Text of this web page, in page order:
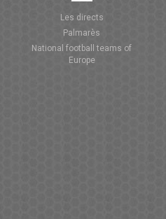
Les directs
Palmarès
National football teams of
Europe